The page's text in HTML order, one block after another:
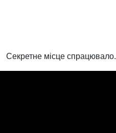
Секретне місце спрацювало.